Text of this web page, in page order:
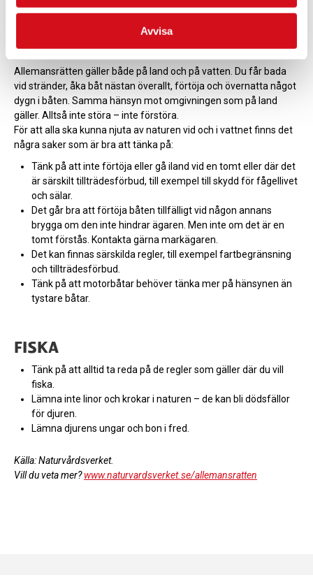
Avvisa
BAD OCH BÅT
Allemansrätten gäller både på land och på vatten. Du får bada
vid stränder, åka båt nästan överallt, förtöja och övernatta något
dygn i båten. Samma hänsyn mot omgivningen som på land
gäller. Alltså inte störa – inte förstöra.
För att alla ska kunna njuta av naturen vid och i vattnet finns det
några saker som är bra att tänka på:
Tänk på att inte förtöja eller gå iland vid en tomt eller där det
är särskilt tillträdesförbud, till exempel till skydd för fågellivet
och sälar.
Det går bra att förtöja båten tillfälligt vid någon annans
brygga om den inte hindrar ägaren. Men inte om det är en
tomt förstås. Kontakta gärna markägaren.
Det kan finnas särskilda regler, till exempel fartbegränsning
och tillträdesförbud.
Tänk på att motorbåtar behöver tänka mer på hänsynen än
tystare båtar.
FISKA
Tänk på att alltid ta reda på de regler som gäller där du vill
fiska.
Lämna inte linor och krokar i naturen – de kan bli dödsfällor
för djuren.
Lämna djurens ungar och bon i fred.
Källa: Naturvårdsverket.
Vill du veta mer?www.naturvardsverket.se/allemansratten